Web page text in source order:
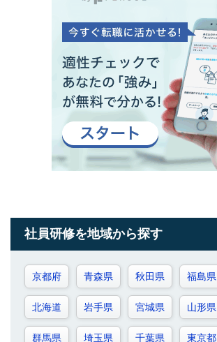
社員研修を地域から探す
京都府 青森県 秋田県 福島県
北海道 岩手県 宮城県 山形県
群馬県 埼玉県 千葉県 東京都